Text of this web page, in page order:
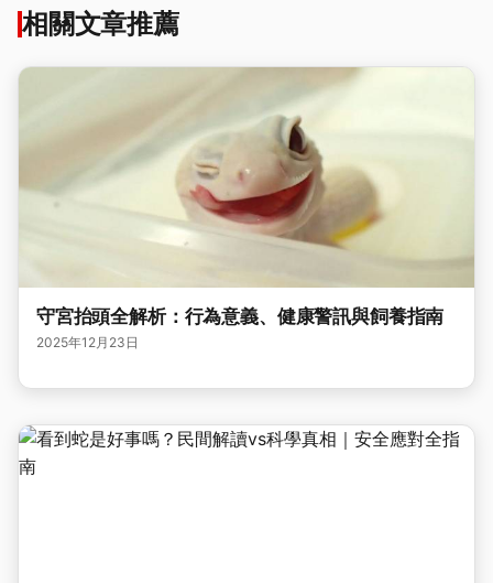
相關文章推薦
守宮抬頭全解析：行為意義、健康警訊與飼養指南
2025年12月23日